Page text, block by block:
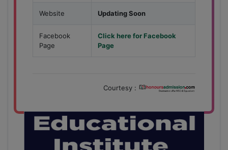
Website Updating Soon
Facebook
Page
Click here for Facebook
Page
Courtesy :